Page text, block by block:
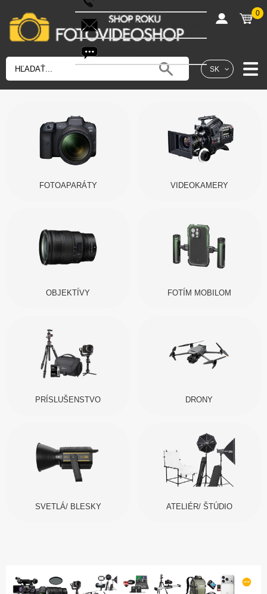
SK
shop@fotovideoshop.sk
0
FOTOAPARÁTY VIDEOKAMERY
OBJEKTÍVY FOTÍM MOBILOM
PRÍSLUŠENSTVO DRONY
SVETLÁ/ BLESKY ATELIÉR/ ŠTÚDIO